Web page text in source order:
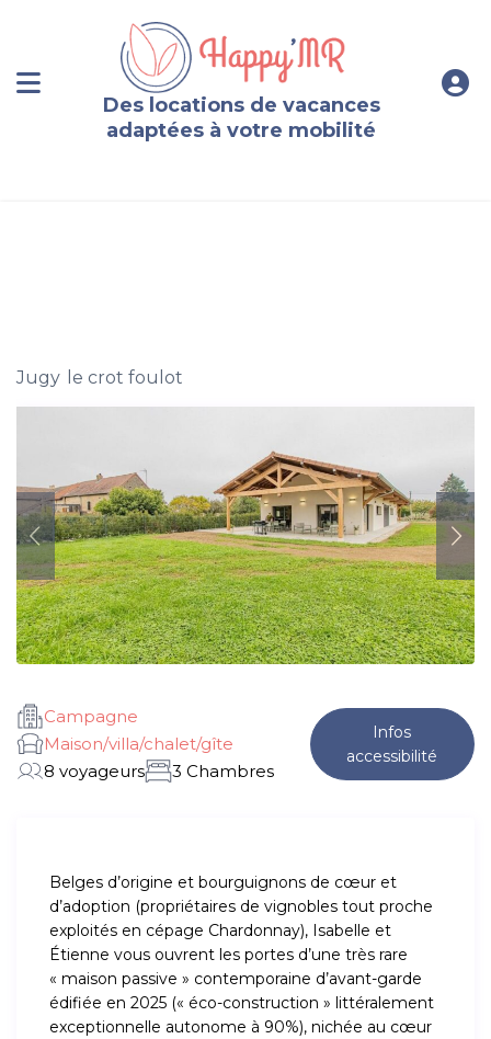
Des locations de vacances
adaptées à votre mobilité
Jugy, le crot foulot
Campagne
Maison/villa/chalet/gîte
8 voyageurs
3 Chambres
Infos
accessibilité
Belges d’origine et bourguignons de cœur et
d’adoption (propriétaires de vignobles tout proche
exploités en cépage Chardonnay), Isabelle et
Étienne vous ouvrent les portes d’une très rare
« maison passive » contemporaine d’avant-garde
édifiée en 2025 (« éco-construction » littéralement
exceptionnelle autonome à 90%), nichée au cœur